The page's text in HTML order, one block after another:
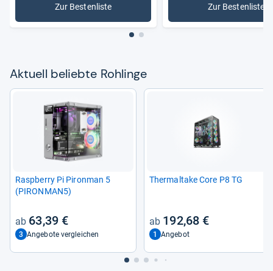
Zur Bestenliste
: Rohlinge Zur Bestenliste
: DVD-
Aktu­ell beliebte Roh­linge
Raspberry Pi Piron­man 5
(PIRON­MAN5)
63,39 €
3 Angebote vergleichen
Ther­mal­take Core P8 TG
192,68 €
1 Angebot